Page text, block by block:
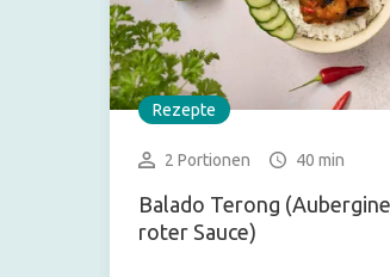
Rezepte
2 Portionen 40 min
Balado Terong
roter Sauce)